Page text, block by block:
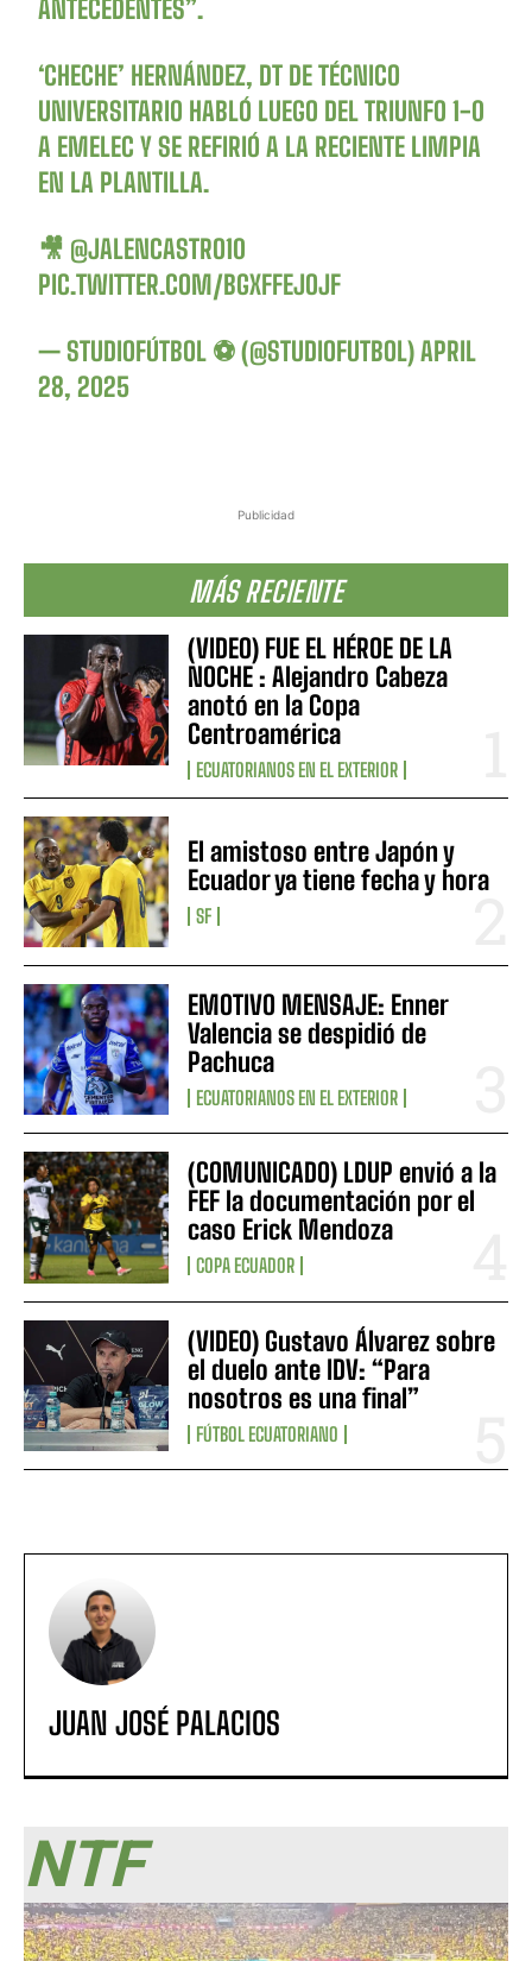
Publicidad
MÁS RECIENTE
(VIDEO) FUE EL HÉROE DE LA
NOCHE : Alejandro Cabeza
anotó en la Copa
Centroamérica
ECUATORIANOS EN EL EXTERIOR
El amistoso entre Japón y
Ecuador ya tiene fecha y hora
SF
EMOTIVO MENSAJE: Enner
Valencia se despidió de
Pachuca
ECUATORIANOS EN EL EXTERIOR
(COMUNICADO) LDUP envió a la
FEF la documentación por el
caso Erick Mendoza
COPA ECUADOR
(VIDEO) Gustavo Álvarez sobre
el duelo ante IDV: “Para
nosotros es una final”
FÚTBOL ECUATORIANO
ANTECEDENTES”.
‘CHECHE’ HERNÁNDEZ, DT DE TÉCNICO
UNIVERSITARIO HABLÓ LUEGO DEL TRIUNFO 1-0
A EMELEC Y SE REFIRIÓ A LA RECIENTE LIMPIA
EN LA PLANTILLA.
🎥 @JALENCASTRO10
PIC.TWITTER.COM/BGXFFEJOJF
— STUDIOFÚTBOL ⚽ (@STUDIOFUTBOL)APRIL
28, 2025
JUAN JOSÉ PALACIOS
NTF